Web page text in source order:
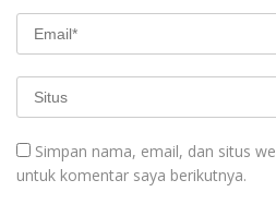
Simpan nama, email, dan situs
untuk komentar saya berikutnya.